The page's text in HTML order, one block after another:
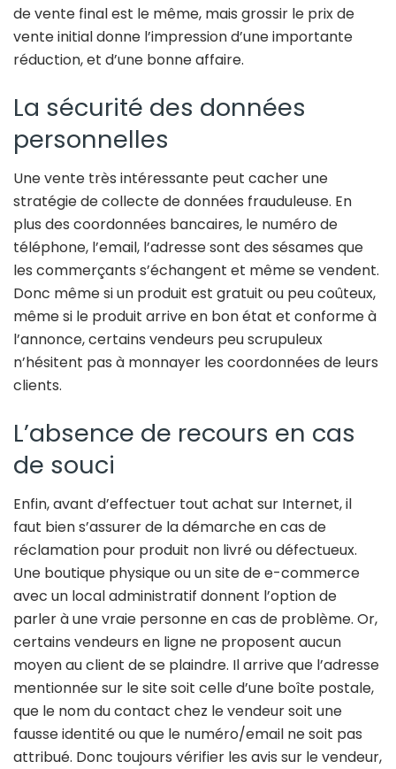
de vente final est le même, mais grossir le prix de
vente initial donne l’impression d’une importante
réduction, et d’une bonne affaire.
La sécurité des données
personnelles
Une vente très intéressante peut cacher une
stratégie de collecte de données frauduleuse. En
plus des coordonnées bancaires, le numéro de
téléphone, l’email, l’adresse sont des sésames que
les commerçants s’échangent et même se vendent.
Donc même si un produit est gratuit ou peu coûteux,
même si le produit arrive en bon état et conforme à
l’annonce, certains vendeurs peu scrupuleux
n’hésitent pas à monnayer les coordonnées de leurs
clients.
L’absence de recours en cas
de souci
Enfin, avant d’effectuer tout achat sur Internet, il
faut bien s’assurer de la démarche en cas de
réclamation pour produit non livré ou défectueux.
Une boutique physique ou un site de e-commerce
avec un local administratif donnent l’option de
parler à une vraie personne en cas de problème. Or,
certains vendeurs en ligne ne proposent aucun
moyen au client de se plaindre. Il arrive que l’adresse
mentionnée sur le site soit celle d’une boîte postale,
que le nom du contact chez le vendeur soit une
fausse identité ou que le numéro/email ne soit pas
attribué. Donc toujours vérifier les avis sur le vendeur,